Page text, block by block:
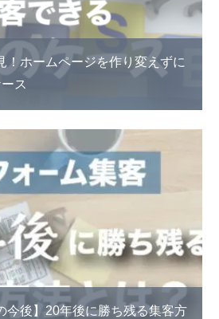
！ホームページを作り変えずに
ス
今後】20年後に勝ち残る集客方